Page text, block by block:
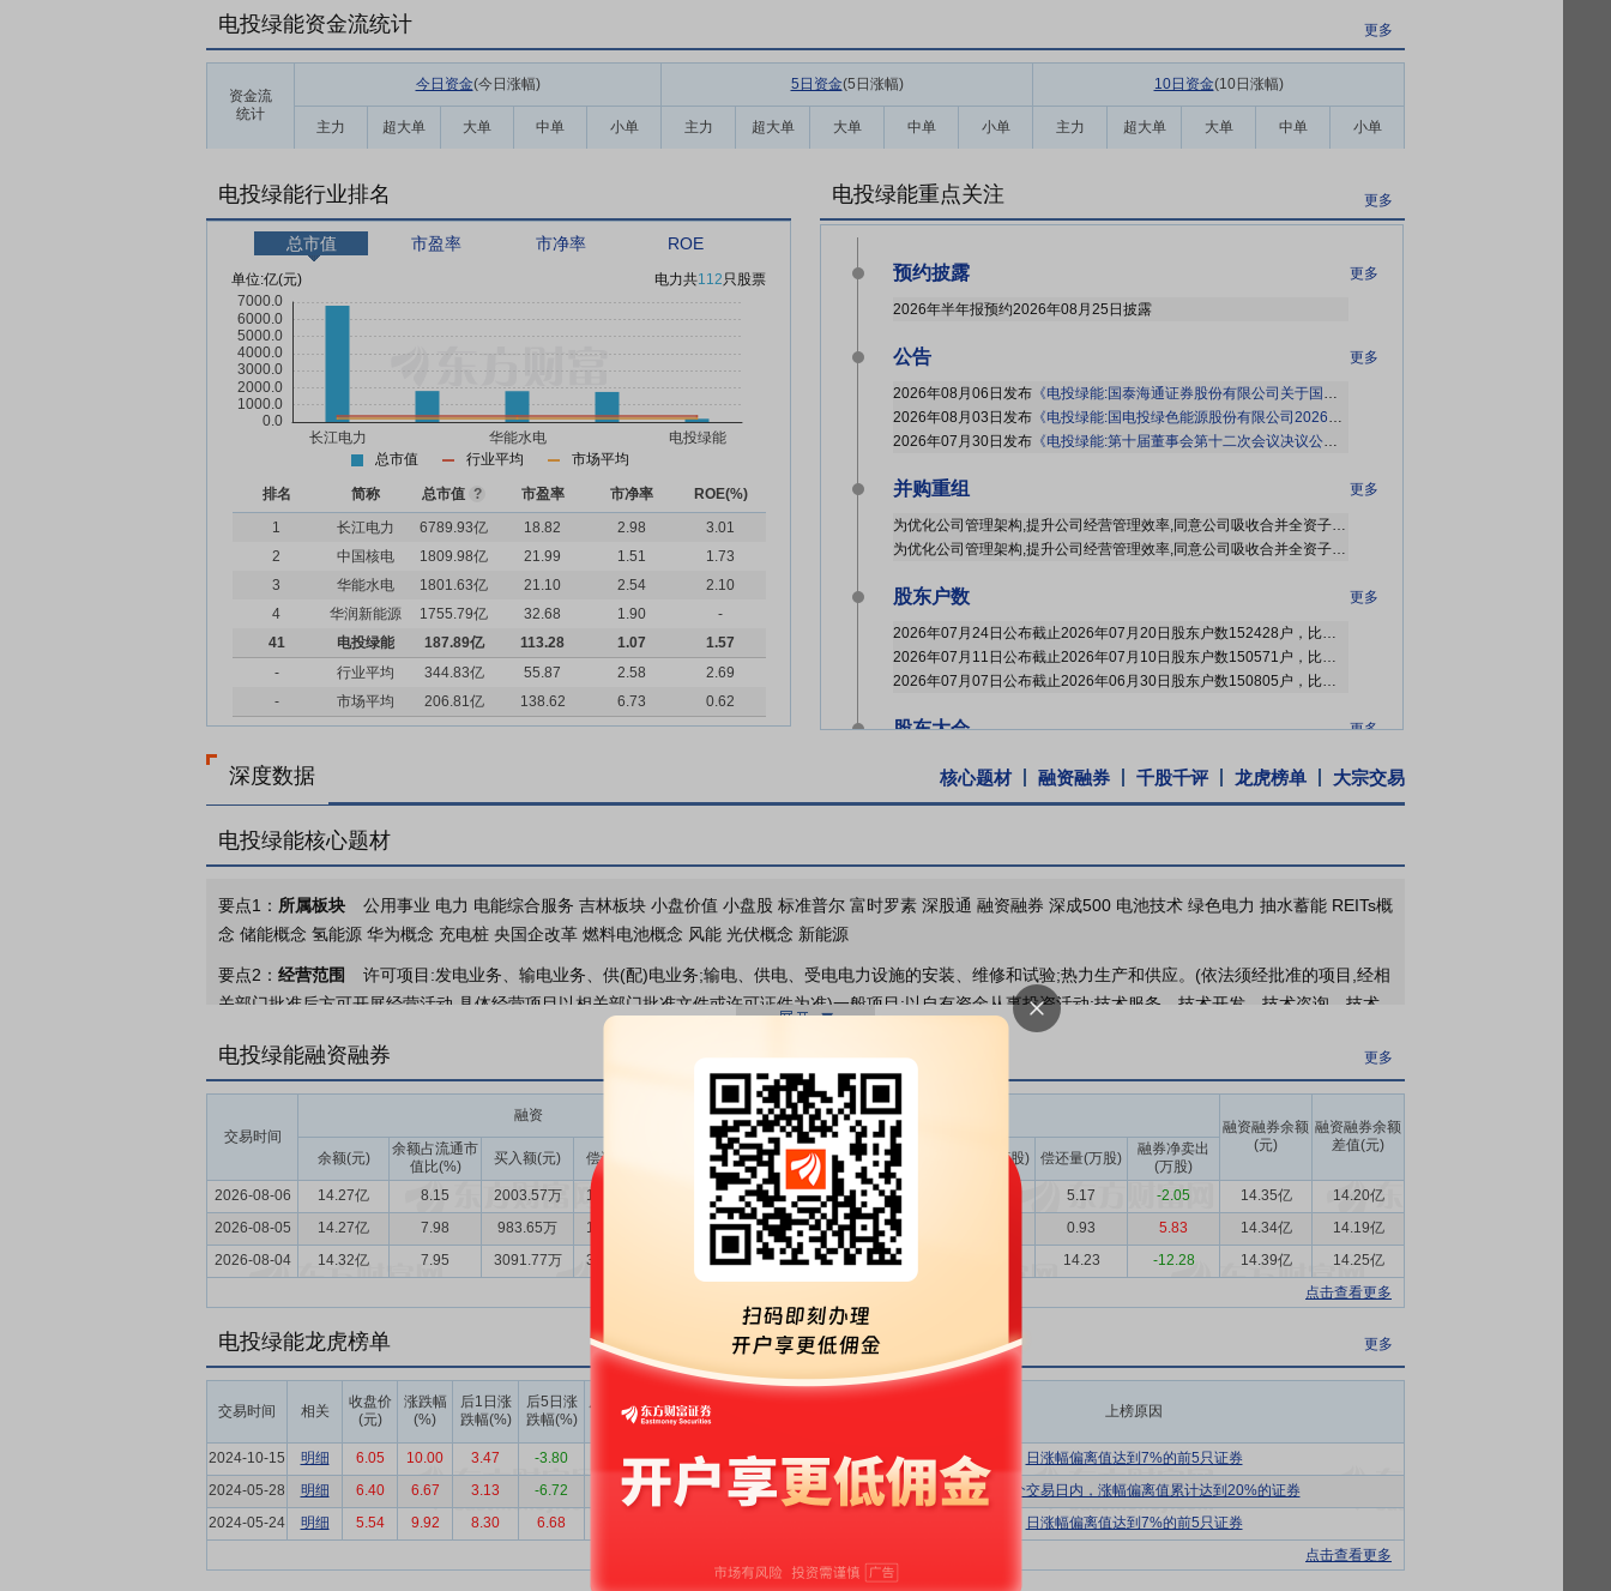
电投绿能资金流统计 更多
资金流
统计
今日资金(今日涨幅) 5日资金(5日涨幅) 10日资金(10日涨幅)
主力 超大单 大单 中单 小单 主力 超大单 大单 中单 小单 主力 超大单 大单 中单 小单
电投绿能行业排名
总市值 市盈率 市净率 ROE
单位:亿(元) 电力共112只股票
总市值 行业平均 市场平均
排名 简称 总市值 ? 市盈率 市净率
ROE(%)
1
长江电力 6789.93亿 18.82 2.98
3.01
2
中国核电 1809.98亿 21.99 1.51
1.73
3
华能水电 1801.63亿 21.10 2.54
2.10
4
华润新能源 1755.79亿 32.68 1.90
-
41
电投绿能 187.89亿 113.28 1.07
1.57
-
行业平均 344.83亿 55.87 2.58
2.69
-
市场平均 206.81亿 138.62 6.73 0.62
电投绿能重点关注 更多
预约披露 更多
2026年半年报预约2026年08月25日披露
公告 更多
2026年08月06日发布 《电投绿能:国泰海通证券股份有限公司关于国电投绿色能源股份有限公司涉及吸收合并子公司、解散子公司的临时受托管理事务报告》
2026年08月03日发布 《电投绿能:国电投绿色能源股份有限公司2026年面向专业机构投资者公开发行科技创新公司债券(第一期)在深圳证券交易所上市的公告》
2026年07月30日发布 《电投绿能:第十届董事会第十二次会议决议公告》
并购重组 更多
为优化公司管理架构,提升公司经营管理效率,同意公司吸收合并全资子公司吉林吉长电力有限公司并将其全部资产负债及人员划转至国电投绿色能源股份有限公司四平热电分公司统一核算管理,本次交易不涉及对价支付。同意授权公司管理层全权办理本次吸收合并及划入分公司管理事项的具体组织实施工作,包括但不限于办理相关资产转移、权属变更、注销登记等法律法规或监管要求的其他程序。
为优化公司管理架构,提升公司经营管理效率,同意公司吸收合并全资子公司通化吉电智慧能源有限公司(以下简称“通化吉电智慧”),吸收合并完成后,通化吉电智慧注销,公司新设立分公司,国电投绿色能源股份有限公司通化分公司(暂定名,以市场监督部门最终核准为准),通化吉电智慧全部资产、负债及业务整体划入分公司统一核算管理,本次交易不涉及对价支付。
股东户数 更多
2026年07月24日公布截止2026年07月20日股东户数152428户，比上期增加1857户
2026年07月11日公布截止2026年07月10日股东户数150571户，比上期减少234户
2026年07月07日公布截止2026年06月30日股东户数150805户，比上期减少2769户
股东大会 更多
于2026-07-17召开2026年第三次临时股东大会
机构调研
深度数据 核心题材 融资融券 千股千评 龙虎榜单 大宗交易
电投绿能核心题材
要点1： 所属板块
公用事业 电力 电能综合服务 吉林板块 小盘价值 小盘股 标准普尔 富时罗素 深股通 融资融券 深成500 电池技术 绿色电力 抽水蓄能 REITs概
念 储能概念 氢能源 华为概念 充电桩 央国企改革 燃料电池概念 风能 光伏概念 新能源
要点2： 经营范围
许可项目:发电业务、输电业务、供(配)电业务;输电、供电、受电电力设施的安装、维修和试验;热力生产和供应。(依法须经批准的项目,经相
关部门批准后方可开展经营活动,具体经营项目以相关部门批准文件或许可证件为准)一般项目:以自有资金从事投资活动;技术服务、技术开发、技术咨询、技术
交流、技术转让、技术推广;新兴能源技术研发;碳减排、碳转化、碳捕捉、碳封存技术研发;电动汽车充电基础设施运营;供冷服务;储能技术服务;工程管理服务;运
行效能评估服务;节能管理服务;煤炭及制品销售;货物进出口;企业管理咨询;非居住房地产租赁。(除依法须经批准的项目外,凭营业执照依法自主开展经营活动)
发电（风电、太阳能、水电、火电、分布式能源、气电、生物质、核能）、供热（民用、工业）、绿色氢基能源、综合智慧能源、储能投资开
发、电站检修、科技项目研发、配售电等业务。报告期内，本公司的主营业务未发生重大变化。
新能源行业
2025年，全国能源系统深入贯彻落实习近平总书记重要指示批示精神，践行能源安全新战略。截至年末，全国全口径发电装机容量38.9亿
千瓦，同比增长16.1%；非化石能源发电装机容量24亿千瓦，占总装机容量比重61.7%，其中风电和太阳能发电新增装机占总新增装机比重逾八成，新能源已成
为新增装机主体。习近平总书记在气候峰会上明确我国新一轮国家自主贡献目标，提出到2035年风电光伏总装机达到36亿千瓦，为新能源高质量发展明确方
向、拓宽空间。
2025年，国家及地方层面持续加大清洁能源产业支持力度，政策体系不断完善。国家层面，新能源领域出台《关于深化新能源上网
电价市场化改革促进新能源高质量发展的通知》（发改价格〔2025〕136号）等系列文件，聚焦电价机制、消纳模式等核心环节，推动产业从规模扩张向质量提
升转型；绿色氢基能源领域，党的二十届四中全会及“十五五”规划建议稿明确其发展定位，国家发改委、能源局相继出台政策，将可再生能源制氢氨醇非电消费
纳入考核，推动绿色氢氨醇多领域应用，形成全方位支持格局。地方层面，吉林省出台多项配套文件，通过绿电直供、园区赋能等方式，推动“风光电氢储”全产
业链融合，培育“绿氢+”产业生态。
要点6：产业优势
公司清洁能源装机1301.92万千瓦，占总装机比重79.78%，装机占比持续提高，进一步提升公司盈利能力和可持续发展能力。大安合成氨一
体化示范项目创下五项“全球之最”：全球最大一次性投产绿氨项目、最大碱液与PEM混合电解制氢、最大直流微电网制氢、最大固态储氢规模，获得全球首张
“ISCC EU RFNBO Ammonia”（可再生燃料非生物来源氨）认证证书。
坚守央企使命，践行绿色发展理念，深耕绿色低碳领域，助力区域能源结构优化，积极履行生态环保与社会担当，是区域绿色转型标
电投绿能融资融券 更多
交易时间
融资
融资融券余额
(元)
融资融券余额
差值(元)
余额(元)
余额占流通市
值比(%)
买入额(元) 偿还额(元) 净买入(元) 余额(元) 余量(万股) 卖出量(万股) 偿还量(万股)
融券净卖出
(万股)
2026-08-06
14.27亿 8.15 2003.57万 1933.44万 70.14万 732.39万 139.77 5.17 -2.05 14.35亿
14.20亿
2026-08-05
14.27亿 7.98 983.65万 1528.30万 -544.65万 758.74万 141.82 0.93 5.83 14.34亿
14.19亿
2026-08-04
14.32亿 7.95 3091.77万 3326.46万 -234.69万 732.99万 135.99 14.23 -12.28 14.39亿
14.25亿
点击查看更多
电投绿能龙虎榜单 更多
交易时间 相关
收盘价
(元)
涨跌幅
(%)
后1日涨
跌幅(%)
后5日涨
跌幅(%)
后10日涨
跌幅(%)
上榜营业
部买入合
计(万)
上榜营业
上榜营业
上榜原因
2024-10-15 明细 6.05 10.00 3.47 -3.80 -2.48 19685.24 18962.08 723.16
日涨幅偏离值达到7%的前5只证券
2024-05-28
明细 6.40 6.67 3.13 -6.72 -9.84 78785.16 44669.51 34115.65
连续三个交易日内，涨幅偏离值累计达到20%的证券
2024-05-24
明细 5.54 9.92 8.30 6.68
日涨幅偏离值达到7%的前5只证券
点击查看更多